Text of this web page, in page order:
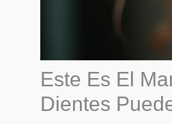
Este Es El
Dientes